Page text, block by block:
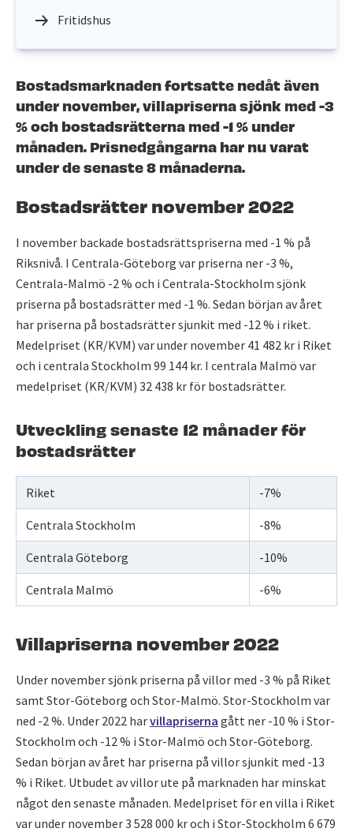
Fritidshus
Bostadsmarknaden fortsatte nedåt även
under november, villapriserna sjönk med -3
% och bostadsrätterna med -1 % under
månaden. Prisnedgångarna har nu varat
under de senaste 8 månaderna.
Bostadsrätter november 2022
I november backade bostadsrättspriserna med -1 % på
Riksnivå. I Centrala-Göteborg var priserna ner -3 %,
Centrala-Malmö -2 % och i Centrala-Stockholm sjönk
priserna på bostadsrätter med -1 %. Sedan början av året
har priserna på bostadsrätter sjunkit med -12 % i riket.
Medelpriset (KR/KVM) var under november 41 482 kr i Riket
och i centrala Stockholm 99 144 kr. I centrala Malmö var
medelpriset (KR/KVM) 32 438 kr för bostadsrätter.
Utveckling senaste 12 månader för
bostadsrätter
Riket -7%
Centrala Stockholm -8%
Centrala Göteborg -10%
Centrala Malmö -6%
Villapriserna november 2022
Under november sjönk priserna på villor med -3 % på Riket
samt Stor-Göteborg och Stor-Malmö. Stor-Stockholm var
ned -2 %. Under 2022 harvillapriserna gått ner -10 % i Stor-
Stockholm och -12 % i Stor-Malmö och Stor-Göteborg.
Sedan början av året har priserna på villor sjunkit med -13
% i Riket. Utbudet av villor ute på marknaden har minskat
något den senaste månaden. Medelpriset för en villa i Riket
var under november 3 528 000 kr och i Stor-Stockholm 6 679